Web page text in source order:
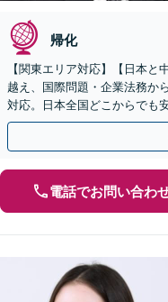
帰化
【関東エリア対応】【日本
越え、国際問題・企業法務か
対応。日本全国どこからでも
歩を踏み出してみませんか。
電話でお問い合わ